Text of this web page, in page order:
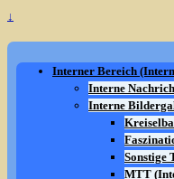
↓
Interner Bereich
Interne
Interne
Sonstige
MTT